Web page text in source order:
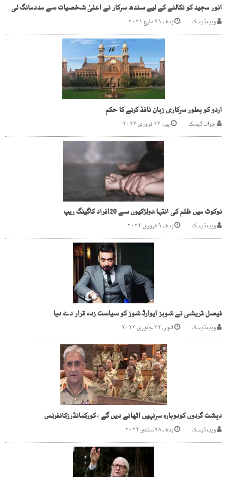
انور مجید کو نکالنے کے لیے سندھ سرکار نے اعلیٰ شخصیات سے مددمانگ لی
ویب ڈیسک بدھ, ۳۱ مارچ ۲۰۲۱
اردو کو بطور سرکاری زبان نافذ کرنے کا حکم
جرات ڈیسک پیر, ۱۳ فروری ۲۰۲۳
نوکوٹ میں ظلم کی انتہا،دولڑکیوں سے 20افراد کاگینگ ریپ
ویب ڈیسک بدھ, ۹ فروری ۲۰۲۲
فیصل قریشی نے شوبز ایوارڈ شوز کو سیاست زدہ قرار دے دیا
ویب ڈیسک اتوار, ۲۲ جنوری ۲۰۲۳
دہشت گردوں کودوبارہ سرنہیں اٹھانے دیں گے ، کورکمانڈرزکانفرنس
ویب ڈیسک بدھ, ۲۸ ستمبر ۲۰۲۲